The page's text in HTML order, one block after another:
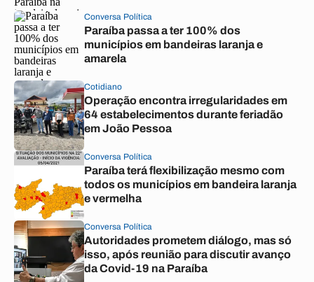
Conversa Política
Paraíba passa a ter 100% dos
municípios em bandeiras laranja e
amarela
Cotidiano
Operação encontra irregularidades em
64 estabelecimentos durante feriadão
em João Pessoa
Conversa Política
Paraíba terá flexibilização mesmo com
todos os municípios em bandeira laranja
e vermelha
Conversa Política
Autoridades prometem diálogo, mas só
isso, após reunião para discutir avanço
da Covid-19 na Paraíba